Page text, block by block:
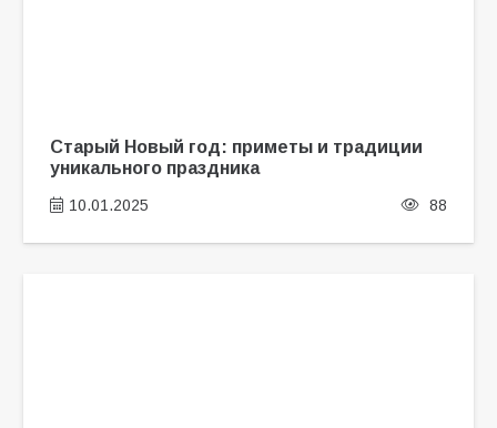
Старый Новый год: приметы и традиции
уникального праздника
10.01.2025 88